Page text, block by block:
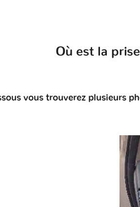
Où est la
vous trouverez plusieurs